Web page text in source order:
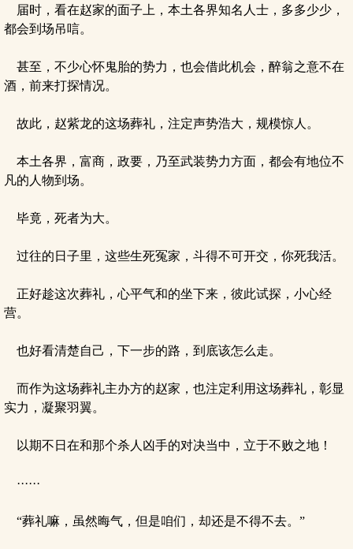
届时，看在赵家的面子上，本土各界知名人士，多多少少，
都会到场吊唁。
甚至，不少心怀鬼胎的势力，也会借此机会，醉翁之意不在
酒，前来打探情况。
故此，赵紫龙的这场葬礼，注定声势浩大，规模惊人。
本土各界，富商，政要，乃至武装势力方面，都会有地位不
凡的人物到场。
毕竟，死者为大。
过往的日子里，这些生死冤家，斗得不可开交，你死我活。
正好趁这次葬礼，心平气和的坐下来，彼此试探，小心经
营。
也好看清楚自己，下一步的路，到底该怎么走。
而作为这场葬礼主办方的赵家，也注定利用这场葬礼，彰显
实力，凝聚羽翼。
以期不日在和那个杀人凶手的对决当中，立于不败之地！
······
“葬礼嘛，虽然晦气，但是咱们，却还是不得不去。”